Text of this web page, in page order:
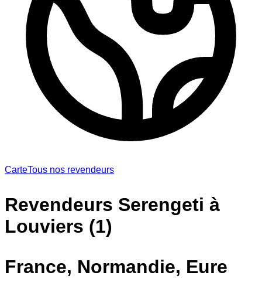
CarteTous nos revendeurs
Revendeurs Serengeti à
Louviers (1)
France, Normandie, Eure